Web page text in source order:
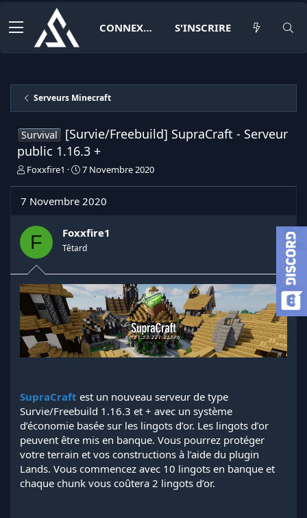
CONNEXION S'INSCRIRE
Serveurs Minecraft
Survival
[Survie/Freebuild] SupraCraft - Serveur
public 1.16.3 +
I
a
e
u
d
l
a
d
i
s
s
i
o
n
Foxxfire1
D
e
e
d
é
t
7 Novembre 2020
7 Novembre 2020
F Foxxfire1
Têtard
SupraCraft est un nouveau serveur de type
Survie/Freebuild 1.16.3 et + avec un système
d’économie basée sur les lingots d’or. Les lingots d’or
peuvent être mis en banque. Vous pourrez protéger
votre terrain et vos constructions à l’aide du plugin
Lands. Vous commencez avec 10 lingots en banque et
chaque chunk vous coûtera 2 lingots d’or.